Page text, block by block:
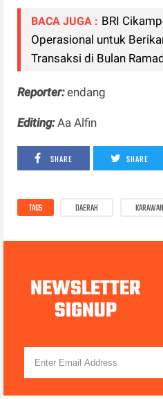
BACA JUGA : BRI
Operasional untuk
Transaksi di Bulan
Reporter:endang
Editing:Aa Alfin
SHARE SHARE
TAGS DAERAH
NEWSLETTER
SIGNUP